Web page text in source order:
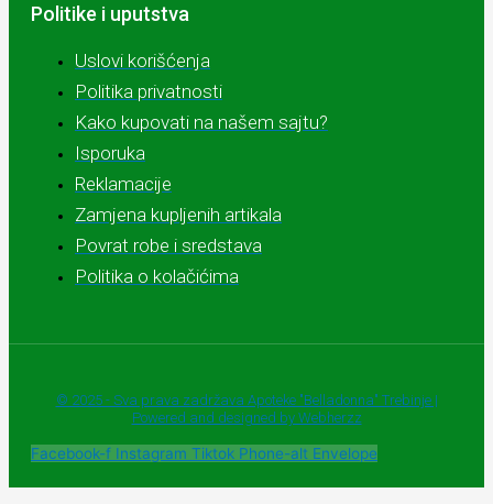
Politike i uputstva
Uslovi korišćenja
Politika privatnosti
Kako kupovati na našem sajtu?
Isporuka
Reklamacije
Zamjena kupljenih artikala
Povrat robe i sredstava
Politika o kolačićima
© 2025 - Sva prava zadržava Apoteke "Belladonna" Trebinje |
Powered and designed by Webherzz
Facebook-f Instagram Tiktok Phone-alt Envelope